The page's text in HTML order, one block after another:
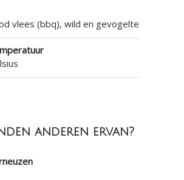
vlees (bbq), wild en gevogelte
anderen ervan?